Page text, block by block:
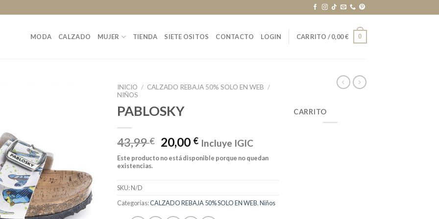
MODA CALZADO MUJER TIENDA SIETE OSITOS CONTACTO LOGIN CARRITO /0,00€ 0
INICIO / CALZADO REBAJA 50% SOLO EN WEB /
NIÑOS
PABLOSKY
43,99€ 20,00 € Incluye IGIC
Este producto no está disponible porque no quedan
existencias.
SKU:N/D
Categorías:CALZADO REBAJA 50% SOLO EN WEB,Niños
CARRITO